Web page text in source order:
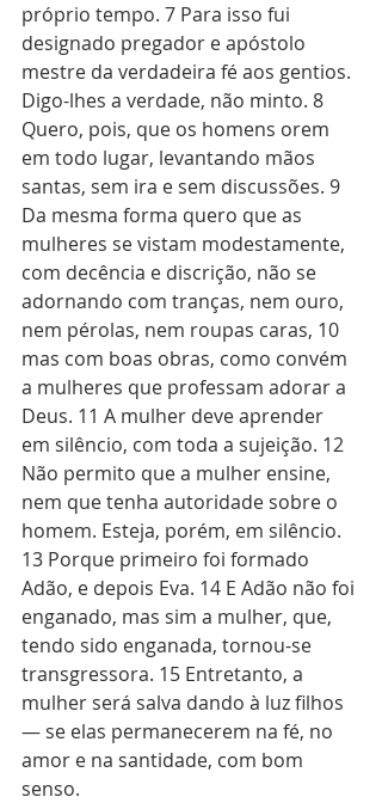
próprio tempo. 7 Para isso fui
designado pregador e apóstolo
mestre da verdadeira fé aos gentios.
Digo-lhes a verdade, não minto. 8
Quero, pois, que os homens orem
em todo lugar, levantando mãos
santas, sem ira e sem discussões. 9
Da mesma forma quero que as
mulheres se vistam modestamente,
com decência e discrição, não se
adornando com tranças, nem ouro,
nem pérolas, nem roupas caras, 10
mas com boas obras, como convém
a mulheres que professam adorar a
Deus. 11 A mulher deve aprender
em silêncio, com toda a sujeição. 12
Não permito que a mulher ensine,
nem que tenha autoridade sobre o
homem. Esteja, porém, em silêncio.
13 Porque primeiro foi formado
Adão, e depois Eva. 14 E Adão não foi
enganado, mas sim a mulher, que,
tendo sido enganada, tornou-se
transgressora. 15 Entretanto, a
mulher será salva dando à luz filhos
— se elas permanecerem na fé, no
amor e na santidade, com bom
senso.